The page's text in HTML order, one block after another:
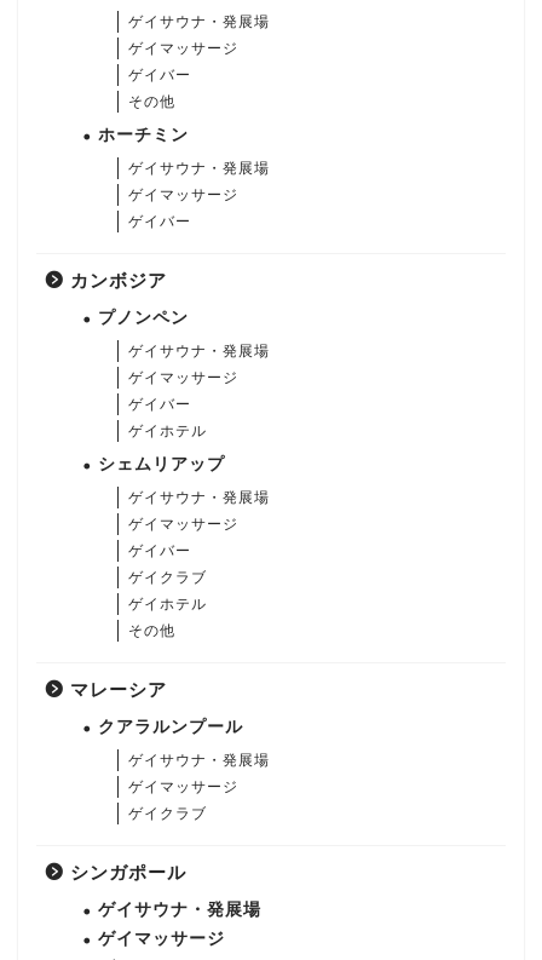
ゲイサウナ・発展場
ゲイマッサージ
ゲイバー
その他
ホーチミン
ゲイサウナ・発展場
ゲイマッサージ
ゲイバー
カンボジア
プノンペン
ゲイサウナ・発展場
ゲイマッサージ
ゲイバー
ゲイホテル
シェムリアップ
ゲイサウナ・発展場
ゲイマッサージ
ゲイバー
ゲイクラブ
ゲイホテル
その他
マレーシア
クアラルンプール
ゲイサウナ・発展場
ゲイマッサージ
ゲイクラブ
シンガポール
ゲイサウナ・発展場
ゲイマッサージ